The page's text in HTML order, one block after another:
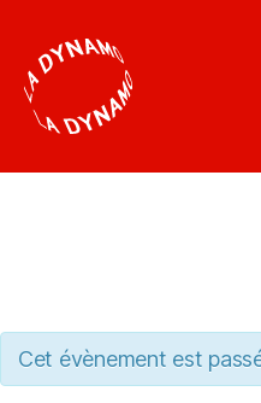
Dynamo
Cet évènement est